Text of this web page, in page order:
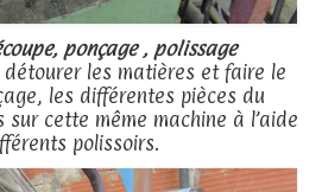
ponçage , polissage
détourer les matières et faire le
les différentes pièces du
cette même machine à l’aide
polissoirs.